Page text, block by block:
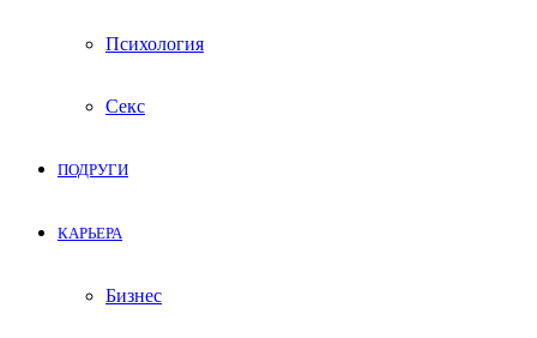
Психология
Секс
ПОДРУГИ
КАРЬЕРА
Бизнес